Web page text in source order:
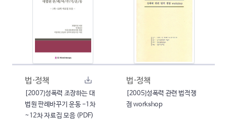
법·정책
[2007]성폭력 조장하는 대
법원 판례바꾸기 운동 -1차
~12차 자료집 모음 (PDF)
법·정책
[2005]성폭력 관련 법적쟁
점 workshop